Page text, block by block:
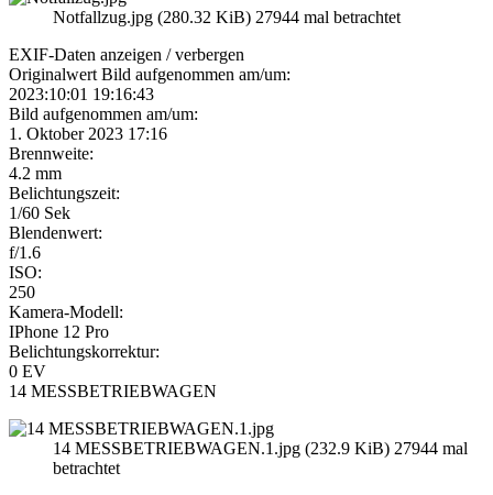
Notfallzug.jpg (280.32 KiB) 27944 mal betrachtet
EXIF-Daten anzeigen / verbergen
Originalwert Bild aufgenommen am/um:
2023:10:01 19:16:43
Bild aufgenommen am/um:
1. Oktober 2023 17:16
Brennweite:
4.2 mm
Belichtungszeit:
1/60 Sek
Blendenwert:
f/1.6
ISO:
250
Kamera-Modell:
IPhone 12 Pro
Belichtungskorrektur:
0 EV
14 MESSBETRIEBWAGEN
14 MESSBETRIEBWAGEN.1.jpg (232.9 KiB) 27944 mal
betrachtet